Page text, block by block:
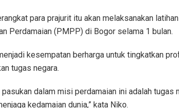
para prajurit itu akan melaksanakan
Perdamaian (PMPP) di Bogor selama 1 bulan.
kesempatan berharga untuk tingkatkan
tugas negara.
dalam misi perdamaian ini adalah
kedamaian dunia,” kata Niko.